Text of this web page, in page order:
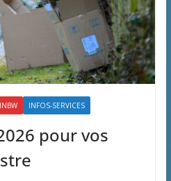
INBW INFOS-SERVICES
pour vos